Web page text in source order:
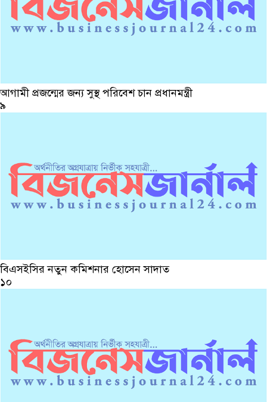
আগামী প্রজন্মের জন্য সুস্থ পরিবেশ চান প্রধানমন্ত্রী
৯
বিএসইসির নতুন কমিশনার হোসেন সাদাত
১০